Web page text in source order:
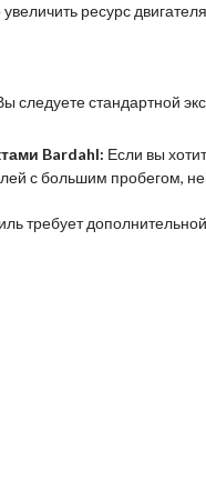
ресурс
следуете стандартной
Bardahl: Если вы
с большим пробегом,
требует